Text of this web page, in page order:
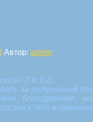
Автор:admin
(Пс.9:2)
за получившей
благодарения,
к тебе и